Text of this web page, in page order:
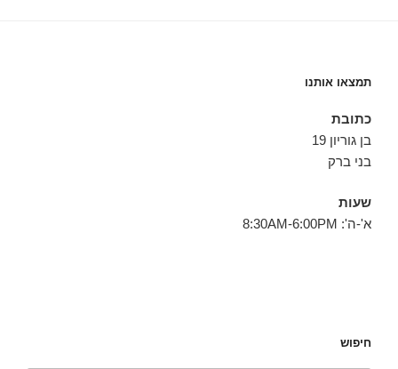
תמצאו אותנו
כתובת
בן גוריון 19
בני ברק
שעות
א'-ה': 8:30AM-6:00PM
חיפוש